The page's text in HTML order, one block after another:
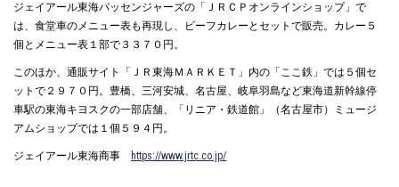
ジェイアール東海パッセンジャーズの「ＪＲＣＰオンラインショップ」で
は、食堂車のメニュー表も再現し、ビーフカレーとセットで販売。カレー５
個とメニュー表１部で３３７０円。
このほか、通販サイト「ＪＲ東海ＭＡＲＫＥＴ」内の「ここ鉄」では５個セ
ットで２９７０円。豊橋、三河安城、名古屋、岐阜羽島など東海道新幹線停
車駅の東海キヨスクの一部店舗、「リニア・鉄道館」（名古屋市）ミュージ
アムショップでは１個５９４円。
ジェイアール東海商事 https://www.jrtc.co.jp/